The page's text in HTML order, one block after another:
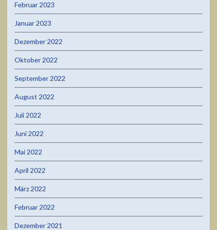
Februar 2023
Januar 2023
Dezember 2022
Oktober 2022
September 2022
August 2022
Juli 2022
Juni 2022
Mai 2022
April 2022
März 2022
Februar 2022
Dezember 2021